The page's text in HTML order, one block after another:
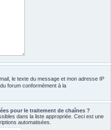
le texte du message et mon adresse IP
forum conformément à la
pour le traitement de chaînes ?
dans la liste appropriée. Ceci est une
automatisées.